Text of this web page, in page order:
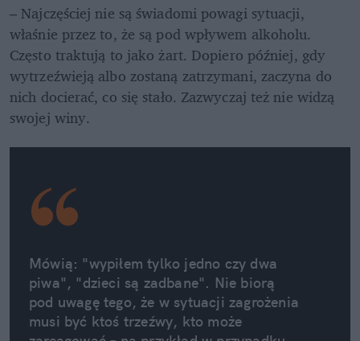
– Najczęściej nie są świadomi powagi sytuacji,
właśnie przez to, że są pod wpływem alkoholu.
Często traktują to jako żart. Dopiero później, gdy
wytrzeźwieją albo zostaną zatrzymani, zaczyna do
nich docierać, co się stało. Zazwyczaj też nie widzą
swojej winy.
Mówią: "wypiłem tylko jedno czy dwa
piwa", "dzieci są zadbane". Nie biorą
pod uwagę tego, że w sytuacji zagrożenia
musi być ktoś trzeźwy, kto może